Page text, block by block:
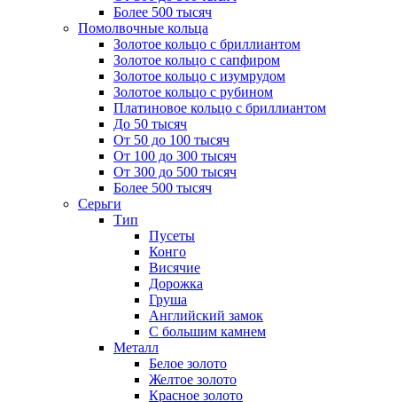
Более 500 тысяч
Помолвочные кольца
Золотое кольцо с бриллиантом
Золотое кольцо с сапфиром
Золотое кольцо с изумрудом
Золотое кольцо с рубином
Платиновое кольцо с бриллиантом
До 50 тысяч
От 50 до 100 тысяч
От 100 до 300 тысяч
От 300 до 500 тысяч
Более 500 тысяч
Серьги
Тип
Пусеты
Конго
Висячие
Дорожка
Груша
Английский замок
С большим камнем
Металл
Белое золото
Желтое золото
Красное золото